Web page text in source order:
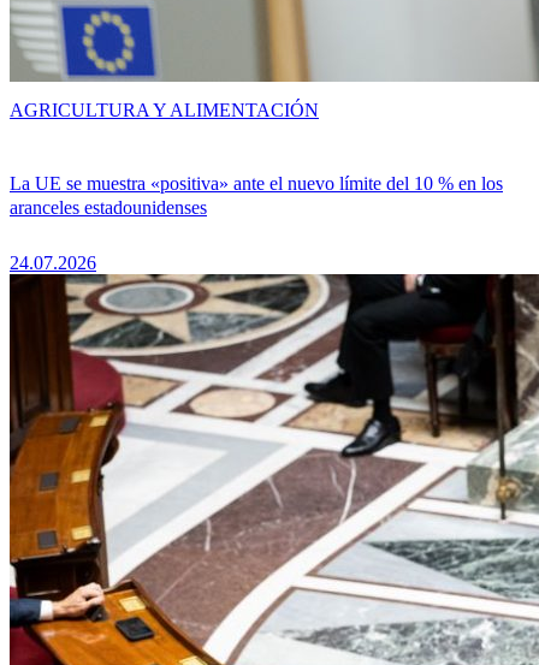
La UE se muestra «positiva» ante el nuevo límite del 10 % en los
aranceles estadounidenses
24.07.2026
AGRICULTURA Y ALIMENTACIÓN